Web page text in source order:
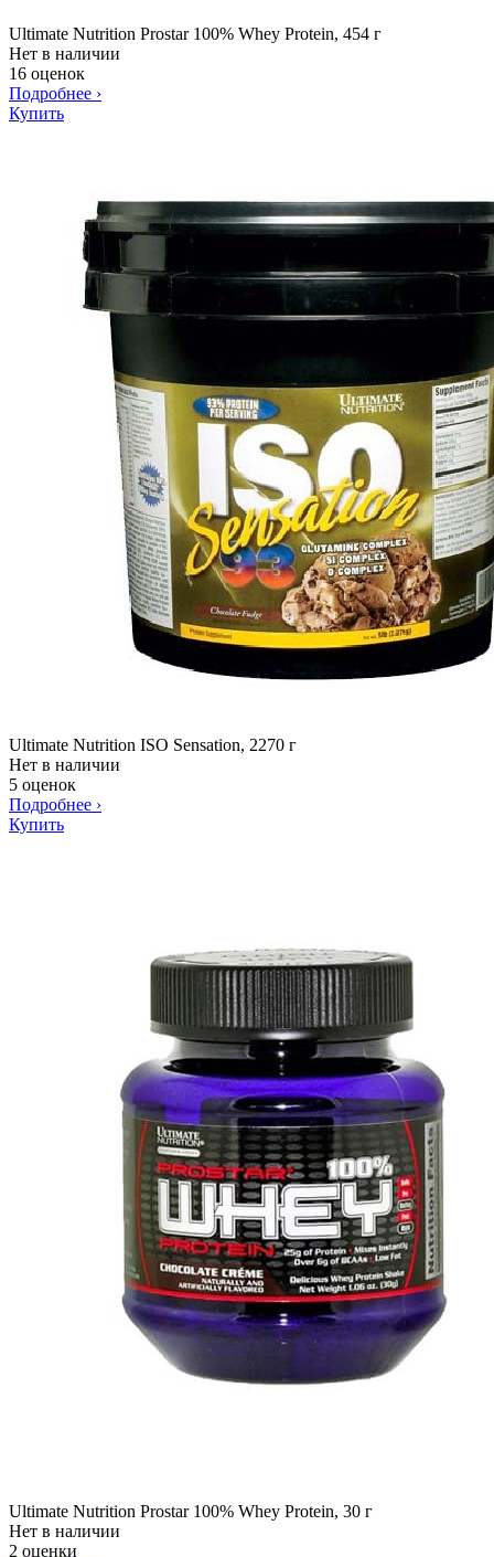
Ultimate Nutrition Prostar 100% Whey Protein, 454 г
Нет в наличии
16 оценок
Подробнее ›
Купить
Ultimate Nutrition ISO Sensation, 2270 г
Нет в наличии
5 оценок
Подробнее ›
Купить
Ultimate Nutrition Prostar 100% Whey Protein, 30 г
Нет в наличии
2 оценки